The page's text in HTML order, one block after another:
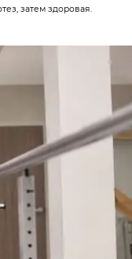
затем здоровая.